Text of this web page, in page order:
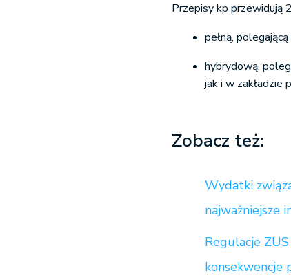
Przepisy kp przewidują
pełną,
hybrydową,
jak i w zakładzie
Zobacz też:
Wydatki
najważniejsze
Regulacje
konsekwencje